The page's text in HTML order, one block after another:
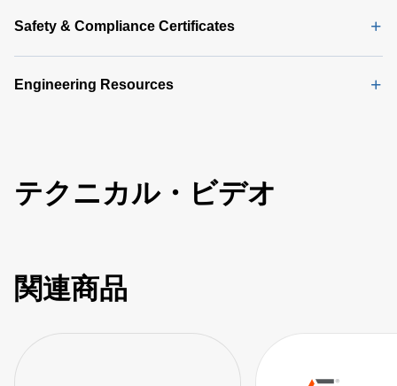
Safety & Compliance Certificates
Engineering Resources
テクニカル・ビデオ
関連商品